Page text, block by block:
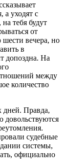
а уходят с
тебя будут
от
вечера, но
в
допоздна. На
между
количество
дней. Правда,
довольствуются
судебные
системы,
официально